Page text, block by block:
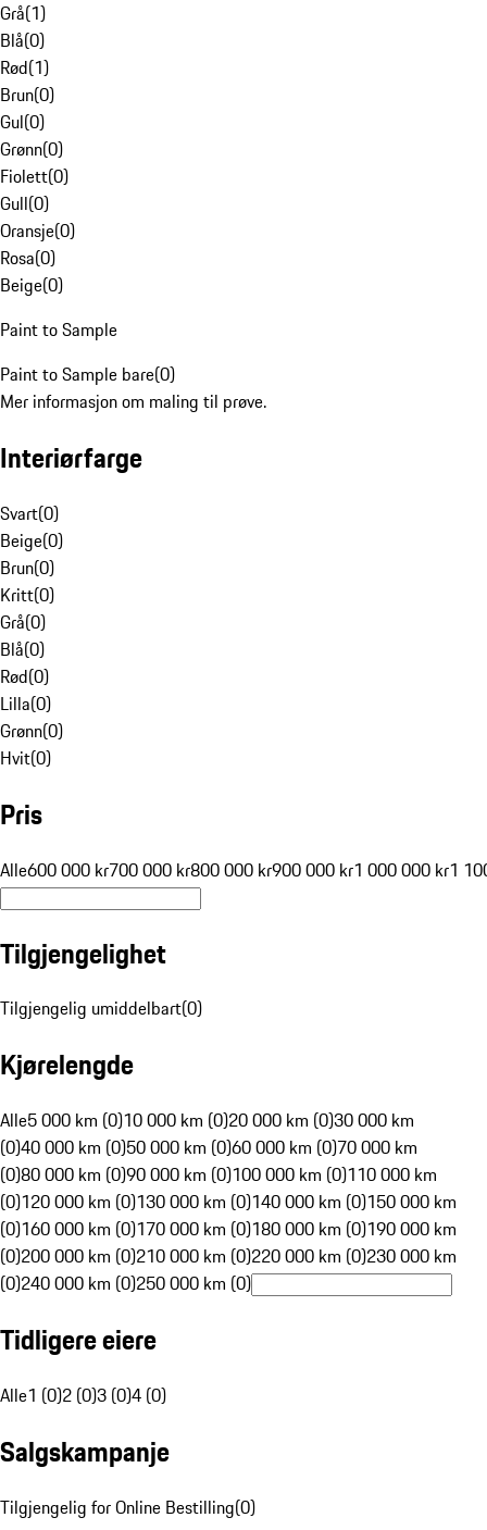
Grå(1)
Blå(0)
Rød(1)
Brun(0)
Gul(0)
Grønn(0)
Fiolett(0)
Gull(0)
Oransje(0)
Rosa(0)
Beige(0)
Paint to Sample
Paint to Sample bare(0)
Mer informasjon om maling til prøve.
Interiørfarge
Svart(0)
Beige(0)
Brun(0)
Kritt(0)
Grå(0)
Blå(0)
Rød(0)
Lilla(0)
Grønn(0)
Hvit(0)
Pris
Alle600 000 kr700 000 kr800 000 kr900 000 kr1 000 000 kr1
Tilgjengelighet
Tilgjengelig umiddelbart(0)
Kjørelengde
Alle5 000 km (0)10 000 km (0)20 000 km (0)30 000 km
(0)40 000 km (0)50 000 km (0)60 000 km (0)70 000 km
(0)80 000 km (0)90 000 km (0)100 000 km (0)110 000 km
(0)120 000 km (0)130 000 km (0)140 000 km (0)150 000 km
(0)160 000 km (0)170 000 km (0)180 000 km (0)190 000 km
(0)200 000 km (0)210 000 km (0)220 000 km (0)230 000 km
(0)240 000 km (0)250 000 km (0)
Tidligere eiere
Alle1 (0)2 (0)3 (0)4 (0)
Salgskampanje
Tilgjengelig for Online Bestilling(0)